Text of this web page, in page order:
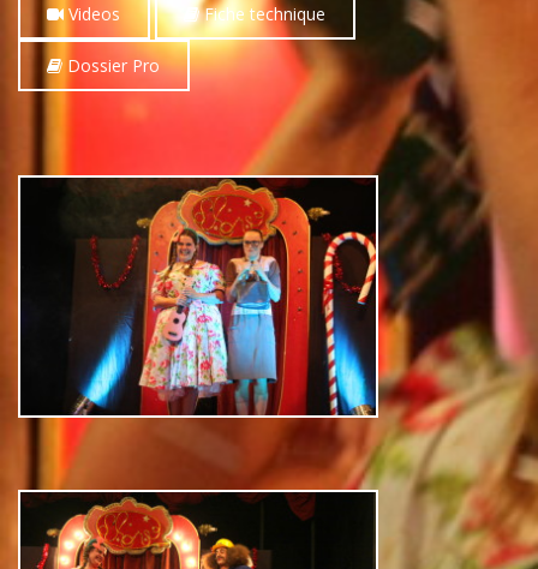
Videos Fiche technique
Dossier Pro